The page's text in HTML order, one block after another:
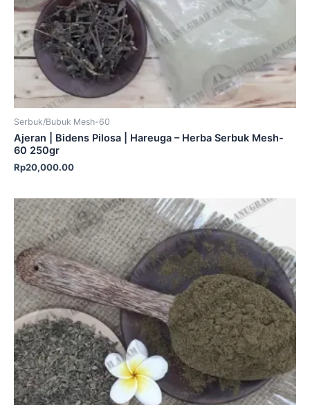
Serbuk/Bubuk Mesh-60
Ajeran | Bidens Pilosa | Hareuga – Herba Serbuk Mesh-
60 250gr
Rp20,000.00